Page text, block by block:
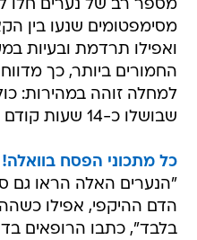
מספר רב של נערים חלו
מסימפטומים שנעו בין
ואפילו תרדמת ובעיות
למחלה זוהה במהירות:
שבושלו כ-14 שעות קודם לכן.
כל מתכוני הפסח
"הנערים האלה הראו גם
הדם ההיקפי, אפילו
בלבד", כתבו הרופאים